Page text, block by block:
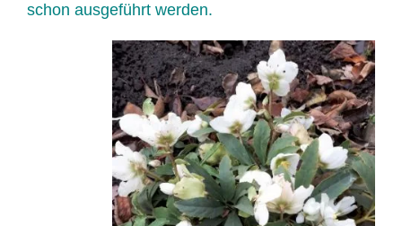
schon ausgeführt werden.